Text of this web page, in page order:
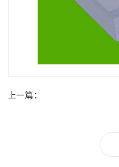
上一篇：